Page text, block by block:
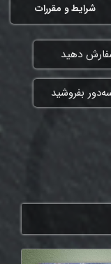
شرایط و مقررات
دهید
بفروشید